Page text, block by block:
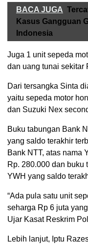
BACA JUGA
Kasus Gangguan
Indonesia
Juga 1 unit sepeda
dan uang tunai sekitar
Dari tersangka Sinta
yaitu sepeda motor
dan Suzuki Nex
Buku tabungan Bank
yang saldo terakhir
Bank NTT, atas nama
Rp. 280.000 dan buku
YWH yang saldo
“Ada pula satu unit
seharga Rp 6 juta
Ujar Kasat Reskrim
Lebih lanjut, Iptu